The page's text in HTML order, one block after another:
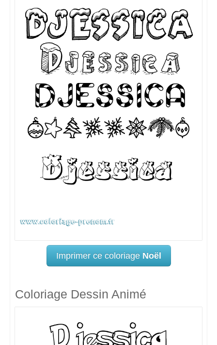
Imprimer ce coloriage Noël
Coloriage Dessin Animé